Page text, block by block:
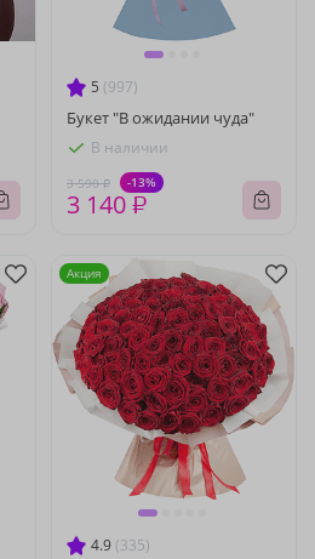
5 (997)
Букет "В ожидании чуда"
В наличии
3 590 ₽ -13%
3 140 ₽
4.9 (335)
Акция